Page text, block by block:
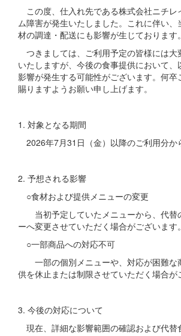
この度、仕入れ先である株式会社ニチレ
ム障害が発生いたしました。これに伴い、
材の調達・配送にも影響が生じております。
つきましては、ご利用予定の皆様には大
いたしますが、今後の食事提供において
影響が発生する可能性がございます。何卒
賜りますようお願い申し上げます。
1. 対象となる期間
2026年7月31日（金）以降のご利用分か
2. 予想される影響
○食材および提供メニューの変更
当初予定していたメニューから、代替
ーへ変更させていただく場合がございます。
○一部商品への対応不可
一部の個別メニューや、対応が困難な
供を休止または制限させていただく場合が
3. 今後の対応について
現在、詳細な影響範囲の確認および代替